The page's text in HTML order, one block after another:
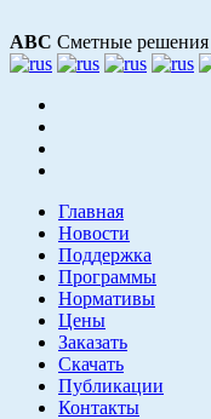
АВС Сметные решения
Главная
Новости
Поддержка
Программы
Нормативы
Цены
Заказать
Скачать
Публикации
Контакты